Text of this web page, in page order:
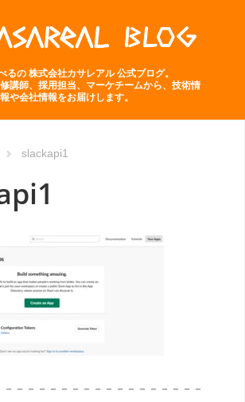
るの 株式会社カサレアル 公式ブログ。
講師、採用担当、マーケチームから、技術情
報や会社情報をお届けします。
slackapi1
－－－－－－－－－－－－－－－－－－